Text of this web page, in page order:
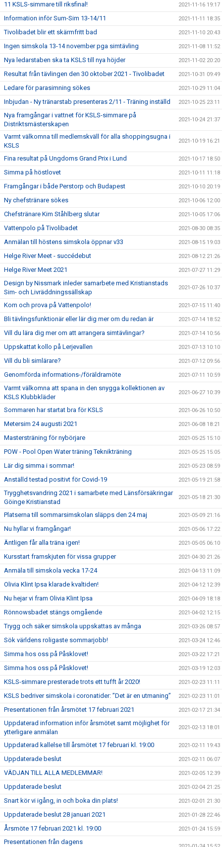
11 KSLS-simmare till riksfinal! 2021-11-16 19:17
Information inför Sum-Sim 13-14/11 2021-11-11 18:35
Tivolibadet blir ett skärmfritt bad 2021-11-10 20:43
Ingen simskola 13-14 november pga simtävling 2021-11-08 11:52
Nya ledarstaben ska ta KSLS till nya höjder 2021-11-02 20:20
Resultat från tävlingen den 30 oktober 2021 - Tivolibadet 2021-10-31 09:49
Ledare för parasimning sökes 2021-10-29 11:04
Inbjudan - Ny tränarstab presenteras 2/11 - Träning inställd 2021-10-25 23:11
Nya framgångar i vattnet för KSLS-simmare på
Distriktsmästerskapen
2021-10-24 21:37
Varmt välkomna till medlemskväll för alla shoppingsugna i
KSLS
2021-10-19 16:21
Fina resultat på Ungdoms Grand Prix i Lund 2021-10-17 18:50
Simma på höstlovet 2021-10-11 11:18
Framgångar i både Perstorp och Budapest 2021-10-10 20:19
Ny chefstränare sökes 2021-10-06 12:00
Chefstränare Kim Ståhlberg slutar 2021-10-05 17:06
Vattenpolo på Tivolibadet 2021-08-30 08:35
Anmälan till höstens simskola öppnar v33 2021-08-15 19:03
Helge River Meet - succédebut 2021-08-12 21:26
Helge River Meet 2021 2021-07-27 11:29
Design by Nissmark inleder samarbete med Kristianstads
Sim- och Livräddningssällskap
2021-07-26 10:37
Kom och prova på Vattenpolo! 2021-07-15 11:40
Bli tävlingsfunktionär eller lär dig mer om du redan är 2021-07-14 18:52
Vill du lära dig mer om att arrangera simtävlingar? 2021-07-14 10:56
Uppskattat kollo på Lerjevallen 2021-07-13 10:10
Vill du bli simlärare? 2021-07-12 09:56
Genomförda informations-/föräldramöte 2021-07-11 10:59
Varmt välkomna att spana in den snygga kollektionen av
KSLS Klubbkläder
2021-06-27 10:39
Sommaren har startat bra för KSLS 2021-06-26 10:50
Metersim 24 augusti 2021 2021-06-08 18:21
Mastersträning för nybörjare 2021-05-25 15:10
POW - Pool Open Water träning Teknikträning 2021-05-25 15:05
Lär dig simma i sommar! 2021-05-23 08:59
Anställd testad positivt för Covid-19 2021-05-19 21:58
Trygghetsvandring 2021 i samarbete med Länsförsäkringar
Göinge Kristianstad
2021-05-18 21:30
Platserna till sommarsimskolan släpps den 24 maj 2021-05-09 21:16
Nu hyllar vi framgångar! 2021-05-06 17:22
Äntligen får alla träna igen! 2021-05-05 06:10
Kursstart framskjuten för vissa grupper 2021-04-30 21:26
Anmäla till simskola vecka 17-24 2021-04-13 11:09
Olivia Klint Ipsa klarade kvaltiden! 2021-04-12 12:39
Nu hejar vi fram Olivia Klint Ipsa 2021-04-09 18:18
Rönnowsbadet stängs omgående 2021-04-02 12:15
Trygg och säker simskola uppskattas av många 2021-03-26 08:57
Sök världens roligaste sommarjobb! 2021-03-24 12:46
Simma hos oss på Påsklovet! 2021-03-22 17:21
Simma hos oss på Påsklovet! 2021-03-19 12:03
KSLS-simmare presterade trots ett tufft år 2020! 2021-02-23 11:11
KSLS bedriver simskola i coronatider: ”Det är en utmaning” 2021-02-23 11:01
Presentationen från årsmötet 17 februari 2021 2021-02-17 21:34
Uppdaterad information inför årsmötet samt möjlighet för
ytterligare anmälan
2021-02-13 18:01
Uppdaterad kallelse till årsmötet 17 februari kl. 19:00 2021-02-11 19:43
Uppdaterade beslut 2021-02-11 06:07
VÄDJAN TILL ALLA MEDLEMMAR! 2021-02-05 12:39
Uppdaterade beslut 2021-02-04 21:25
Snart kör vi igång, in och boka din plats! 2021-02-01 21:30
Uppdaterade beslut 28 januari 2021 2021-01-28 22:46
Årsmöte 17 februari 2021 kl. 19:00 2021-01-24 15:59
Presentationen från dagens